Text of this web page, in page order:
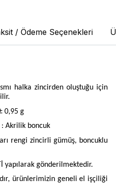
/ Ödeme Seçenekleri
halka zincirden oluştuğu için
0,95 g
: Akrilik boncuk
rengi zincirli gümüş, boncuklu
yapılarak gönderilmektedir.
ürünlerimizin geneli el işçiliği